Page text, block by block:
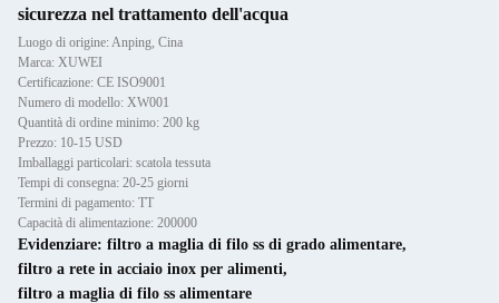
sicurezza nel trattamento dell'acqua
Luogo di origine: Anping, Cina
Marca: XUWEI
Certificazione: CE ISO9001
Numero di modello: XW001
Quantità di ordine minimo: 200 kg
Prezzo: 10-15 USD
Imballaggi particolari: scatola tessuta
Tempi di consegna: 20-25 giorni
Termini di pagamento: TT
Capacità di alimentazione: 200000
Evidenziare: filtro a maglia di filo ss di grado alimentare,
filtro a rete in acciaio inox per alimenti,
filtro a maglia di filo ss alimentare